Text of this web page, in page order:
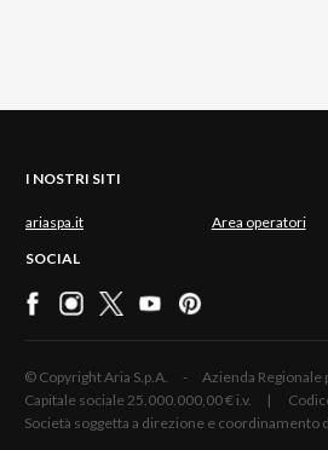
I NOSTRI SITI
ariaspa.it Area operatori
SOCIAL
© Copyright Aria S.p.A. - Azienda
Capitale sociale 25.000.000,00 € i.v. |
Società soggetta a direzione e coordinamento